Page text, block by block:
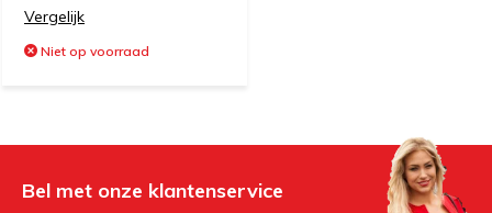
Vergelijk
Niet op voorraad
Bel met onze klantenservice